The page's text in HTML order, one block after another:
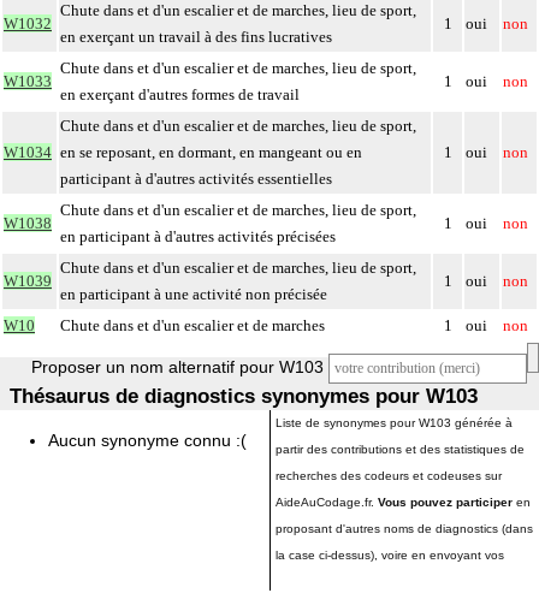
W1032
Chute dans et d'un escalier et de marches, lieu de sport,
en exerçant un travail à des fins lucratives
1 oui non
W1033
Chute dans et d'un escalier et de marches, lieu de sport,
en exerçant d'autres formes de travail
1 oui non
W1034
Chute dans et d'un escalier et de marches, lieu de sport,
en se reposant, en dormant, en mangeant ou en
participant à d'autres activités essentielles
1 oui non
W1038
Chute dans et d'un escalier et de marches, lieu de sport,
en participant à d'autres activités précisées
1 oui non
W1039
Chute dans et d'un escalier et de marches, lieu de sport,
en participant à une activité non précisée
1 oui non
W10 Chute dans et d'un escalier et de marches 1 oui non
Proposer un nom alternatif pour W103
Thésaurus de diagnostics synonymes pour W103
Aucun synonyme connu :(
Liste de synonymes pour W103 générée à
partir des contributions et des statistiques de
recherches des codeurs et codeuses sur
AideAuCodage.fr. Vous pouvez participer en
proposant d'autres noms de diagnostics (dans
la case ci-dessus), voire en envoyant vos